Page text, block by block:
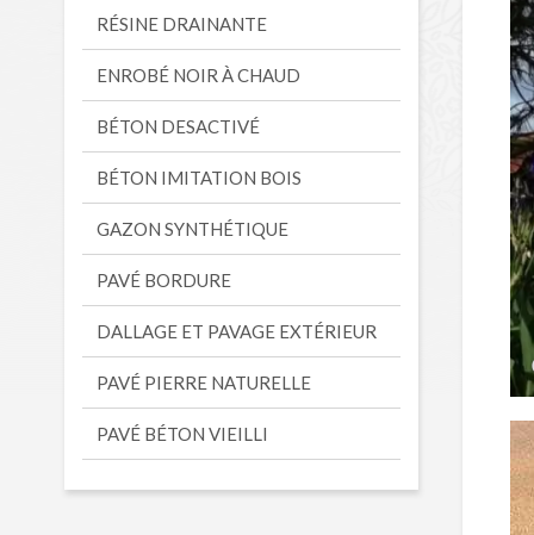
RÉSINE DRAINANTE
ENROBÉ NOIR À CHAUD
BÉTON DESACTIVÉ
BÉTON IMITATION BOIS
GAZON SYNTHÉTIQUE
PAVÉ BORDURE
DALLAGE ET PAVAGE EXTÉRIEUR
PAVÉ PIERRE NATURELLE
PAVÉ BÉTON VIEILLI